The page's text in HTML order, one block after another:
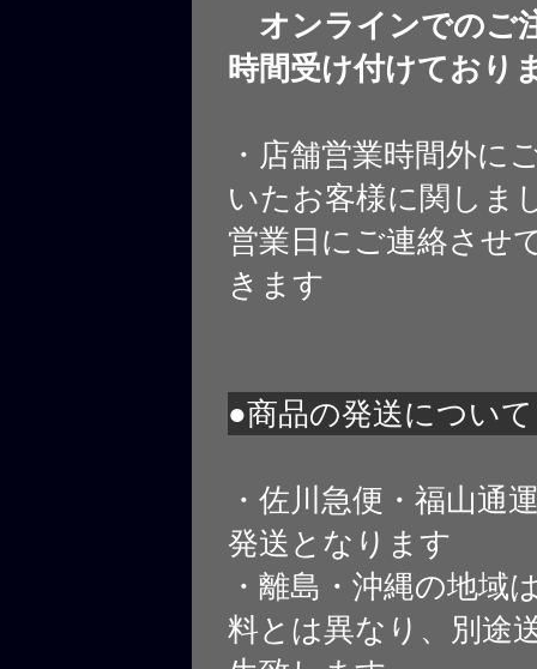
オンラインでのご
時間受け付けており
・店舗営業時間外に
いたお客様に関しま
営業日にご連絡させ
きます
●商品の発送について
・佐川急便・福山通
発送となります
・離島・沖縄の地域
料とは異なり、別途